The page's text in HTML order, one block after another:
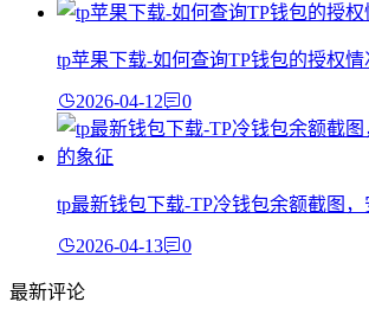
tp苹果下载-如何查询TP钱包的授权情
2026-04-12 0
tp最新钱包下载-TP冷钱包余额截图
2026-04-13 0
最新评论